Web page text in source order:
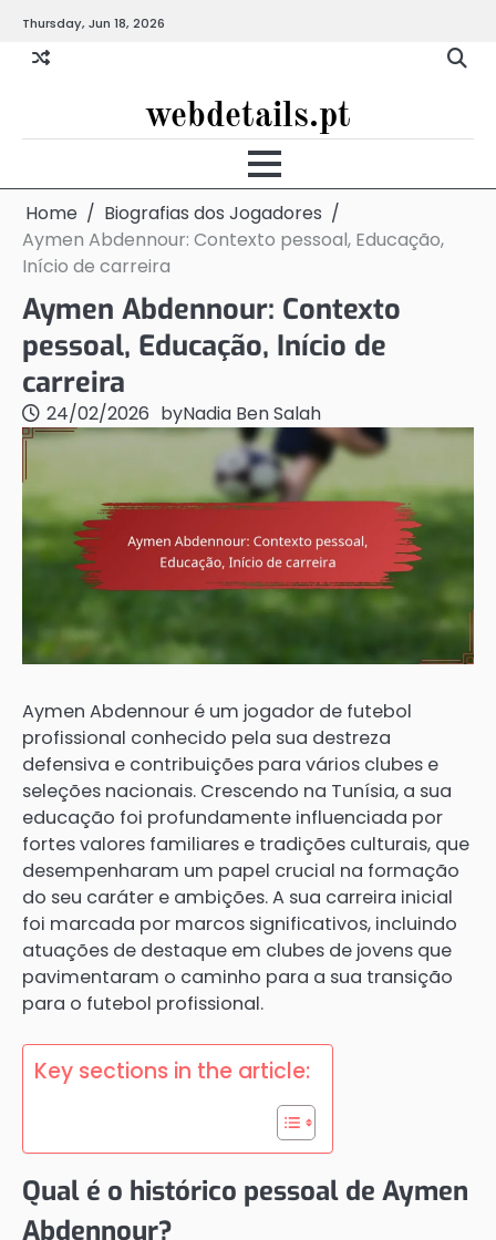
content
Thursday, Jun 18, 2026
webdetails.pt
Home
Biografias dos Jogadores
Aymen Abdennour: Contexto pessoal, Educação,
Início de carreira
Aymen Abdennour: Contexto
pessoal, Educação, Início de
carreira
24/02/2026 byNadia Ben Salah
Aymen Abdennour é um jogador de futebol
profissional conhecido pela sua destreza
defensiva e contribuições para vários clubes e
seleções nacionais. Crescendo na Tunísia, a sua
educação foi profundamente influenciada por
fortes valores familiares e tradições culturais, que
desempenharam um papel crucial na formação
do seu caráter e ambições. A sua carreira inicial
foi marcada por marcos significativos, incluindo
atuações de destaque em clubes de jovens que
pavimentaram o caminho para a sua transição
para o futebol profissional.
Key sections in the article:
Qual é o histórico pessoal de Aymen
Abdennour?